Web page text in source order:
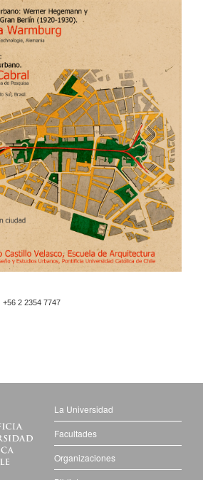
| +56 2 2354 7747
La Universidad
Facultades
Organizaciones